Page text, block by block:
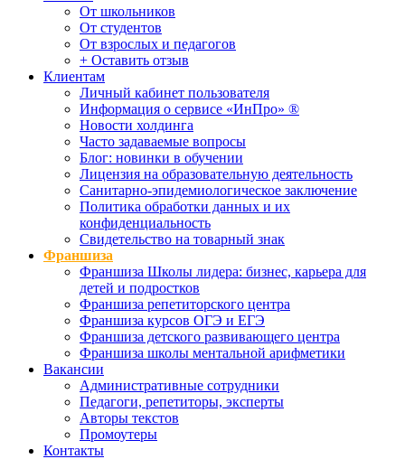
От школьников
От студентов
От взрослых и педагогов
+ Оставить отзыв
Клиентам
Личный кабинет пользователя
Информация о сервисе «ИнПро» ®
Новости холдинга
Часто задаваемые вопросы
Блог: новинки в обучении
Лицензия на образовательную деятельность
Санитарно-эпидемиологическое заключение
Политика обработки данных и их
конфиденциальность
Свидетельство на товарный знак
Франшиза
Франшиза Школы лидера: бизнес, карьера для
детей и подростков
Франшиза репетиторского центра
Франшиза курсов ОГЭ и ЕГЭ
Франшиза детского развивающего центра
Франшиза школы ментальной арифметики
Вакансии
Административные сотрудники
Педагоги, репетиторы, эксперты
Авторы текстов
Промоутеры
Контакты